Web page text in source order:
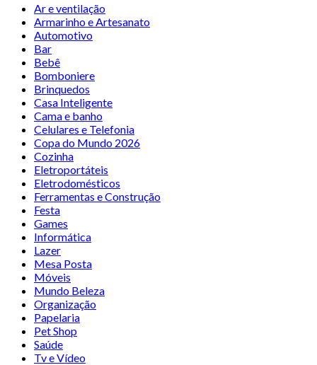
Ar e ventilação
Armarinho e Artesanato
Automotivo
Bar
Bebê
Bomboniere
Brinquedos
Casa Inteligente
Cama e banho
Celulares e Telefonia
Copa do Mundo 2026
Cozinha
Eletroportáteis
Eletrodomésticos
Ferramentas e Construção
Festa
Games
Informática
Lazer
Mesa Posta
Móveis
Mundo Beleza
Organização
Papelaria
Pet Shop
Saúde
Tv e Vídeo